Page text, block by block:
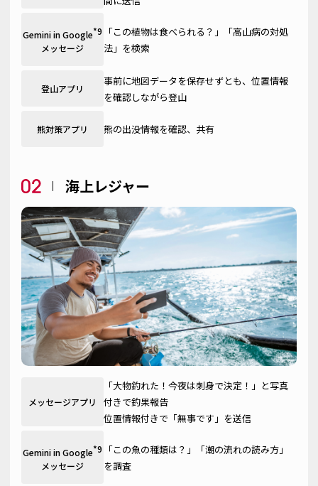
Gemini in Google*9
メッセージ
「この植物は食べられる？」「高山病の対処
法」を検索
登山アプリ
事前に地図データを保存せずとも、位置情報
を確認しながら登山
熊対策アプリ 熊の出没情報を確認、共有
海上レジャー
メッセージアプリ
「大物釣れた！今夜は刺身で決定！」と写真
付きで釣果報告
位置情報付きで「無事です」を送信
Gemini in Google*9
メッセージ
「この魚の種類は？」「潮の流れの読み方」
を調査